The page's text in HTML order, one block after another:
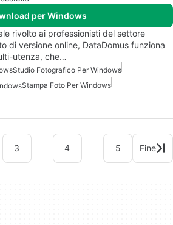
per Windows
rivolto ai professionisti del settore
di versione online, DataDomus funziona
utenza, che…
Studio Fotografico Per Windows
Stampa Foto Per Windows
3 4 5 Fine